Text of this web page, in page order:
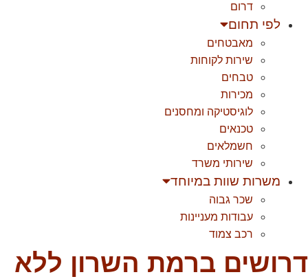
דרום
לפי תחום
מאבטחים
שירות לקוחות
טבחים
מכירות
לוגיסטיקה ומחסנים
טכנאים
חשמלאים
שירותי משרד
משרות שוות במיוחד
שכר גבוה
עבודות מעניינות
רכב צמוד
ברמת השרון ללא